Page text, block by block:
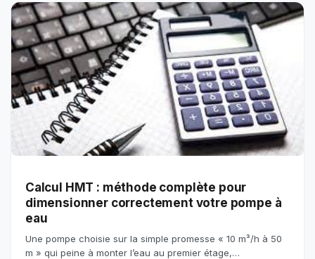
Calcul HMT : méthode complète pour
dimensionner correctement votre pompe à
eau
Une pompe choisie sur la simple promesse « 10 m³/h à 50
m » qui peine à monter l’eau au premier étage,…